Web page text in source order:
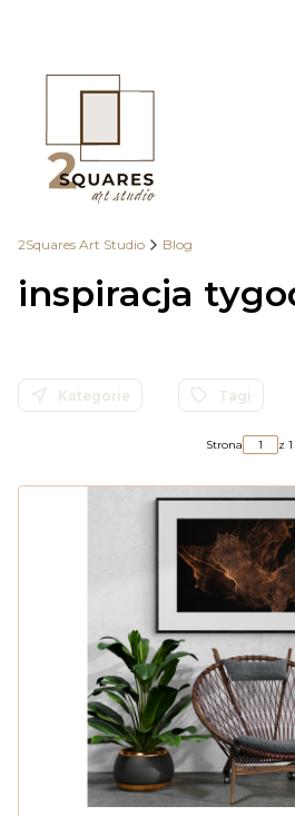
2Squares Art Studio Blog
inspiracja
Kategorie Tagi
Strona z 1